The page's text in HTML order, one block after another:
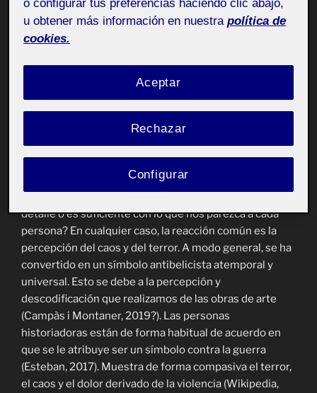
intención de comunicar su aborrecimiento a la casta
militar que había sumido a España en el dolor y la
muerte (Wikipedia. s.f.). Pienso que en este aspecto sí
consecuencias de la guerra. Disponemos de pocas
quiso pronunciarse al respecto (VVAA, 2022b). Creo
que en ese aspecto no se condiciona al espectador.
Quizás, el hecho de no dar explicación permite abrazar
sin condiciones las opiniones del otro. O puede
simplemente que pensara que no se le entendería
detalle o es suficiente con lo que nos parezca a cada
persona? En cualquier caso, la reacción común es la
percepción del caos y del terror. A modo general, se ha
convertido en un símbolo antibelicista atemporal y
universal. Esto se debe a la percepción y
descodificación que realizamos de las obras de arte
(Campàs i Montaner, 2019?). Las personas
historiadoras están de forma habitual de acuerdo en
que se le atribuye ser un símbolo contra la guerra
(Esteban, 2017). Muestra de forma compasiva el terror,
el caos y el dolor derivado de la violencia (Wikipedia,
o configurar tus preferencias haciendo clic abajo,
u obtener más información en nuestra política de
cookies.
Rechazar
Aceptar
Configurar